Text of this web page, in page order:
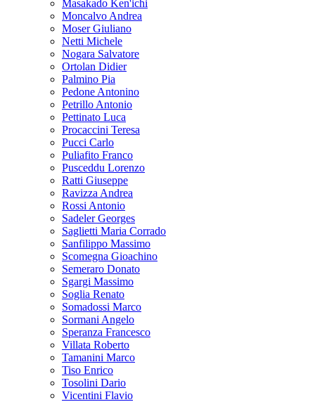
Masakado Ken'ichi
Moncalvo Andrea
Moser Giuliano
Netti Michele
Nogara Salvatore
Ortolan Didier
Palmino Pia
Pedone Antonino
Petrillo Antonio
Pettinato Luca
Procaccini Teresa
Pucci Carlo
Puliafito Franco
Pusceddu Lorenzo
Ratti Giuseppe
Ravizza Andrea
Rossi Antonio
Sadeler Georges
Saglietti Maria Corrado
Sanfilippo Massimo
Scomegna Gioachino
Semeraro Donato
Sgargi Massimo
Soglia Renato
Somadossi Marco
Sormani Angelo
Speranza Francesco
Villata Roberto
Tamanini Marco
Tiso Enrico
Tosolini Dario
Vicentini Flavio